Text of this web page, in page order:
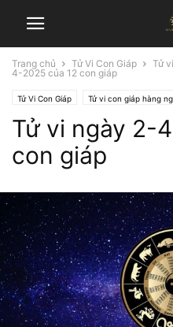
Trang chủ Tử Vi Con Giáp Tử
4-2025 của 12 con giáp
Tử Vi Con Giáp Tử vi con giáp hàng
Tử vi ngày 2-
con giáp